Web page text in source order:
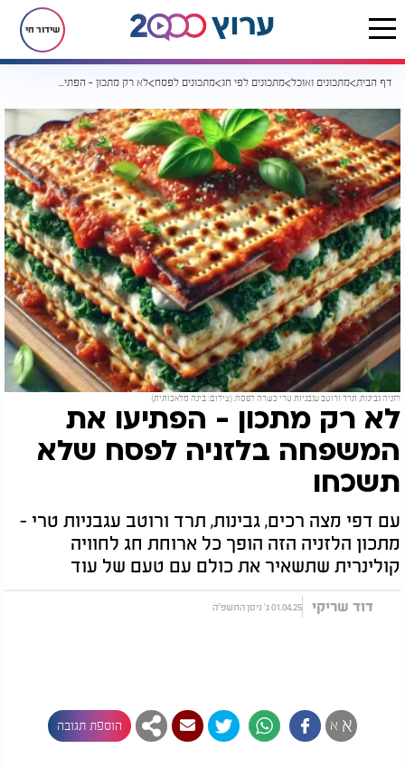
שידור חי
דף הבית מתכונים ואוכל מתכונים לפי חג מתכונים לפסח לא רק מתכון - הפתיעו את המשפחה בלזניה לפסח שלא תשכחו
לזניה גבינות, תרד ורוטב עגבניות טרי כשרה לפסח. (צילום: בינה מלאכותית)
לא רק מתכון - הפתיעו את
המשפחה בלזניה לפסח שלא
תשכחו
עם דפי מצה רכים, גבינות, תרד ורוטב עגבניות טרי -
מתכון הלזניה הזה הופך כל ארוחת חג לחוויה
קולינרית שתשאיר את כולם עם טעם של עוד
דוד שריקי 01.04.25 ג' ניסן התשפ"ה
א א הוספת תגובה